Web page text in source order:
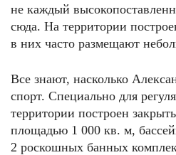
не каждый
сюда. На территории
в них часто размещают
Все знают, насколько
спорт. Специально для
территории построен
площадью 1 000 кв. м,
2 роскошных банных